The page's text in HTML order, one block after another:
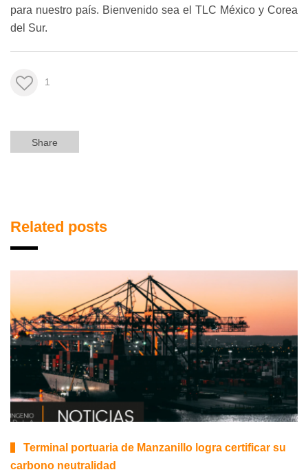
para nuestro país. Bienvenido sea el TLC México y Corea
del Sur.
1
Share
Related posts
Terminal portuaria de Manzanillo logra certificar su
carbono neutralidad